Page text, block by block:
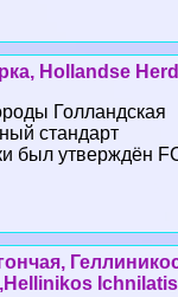
Hollandse
Голландская
стандарт
был утверждён
Ichnilatis